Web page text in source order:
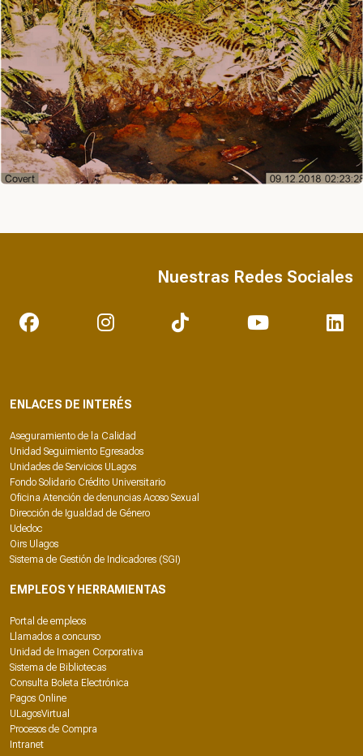
ENLACES DE INTERÉS
Aseguramiento de la Calidad
Unidad Seguimiento Egresados
Unidades de Servicios ULagos
Fondo Solidario Crédito Universitario
Oficina Atención de denuncias Acoso Sexual
Dirección de Igualdad de Género
Udedoc
Oirs Ulagos
Sistema de Gestión de Indicadores (SGI)
EMPLEOS Y HERRAMIENTAS
Portal de empleos
Llamados a concurso
Unidad de Imagen Corporativa
Sistema de Bibliotecas
Consulta Boleta Electrónica
Pagos Online
ULagosVirtual
Procesos de Compra
Intranet
Nuestras Redes Sociales